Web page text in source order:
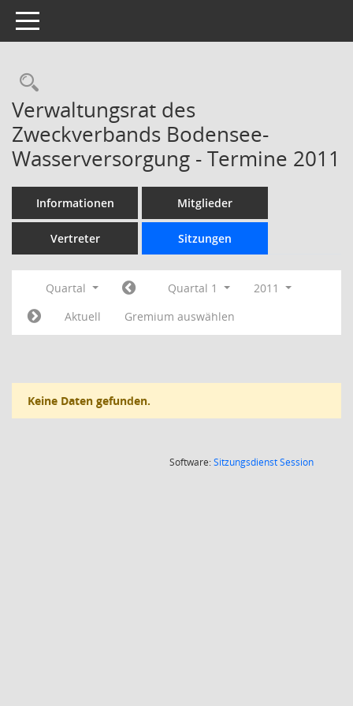
Toggle navigation
Rechercheauswahl
Verwaltungsrat des
Zweckverbands Bodensee-
Wasserversorgung - Termine 2011
Informationen Mitglieder
Vertreter Sitzungen
Quartal Quartal 1
2011
Aktuell
Gremium auswählen
Keine Daten gefunden.
Software:SitzungsdienstSession(Wird in